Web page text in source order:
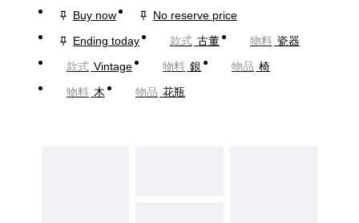
Buy now
No reserve price
Ending today
款式 古董 物料 瓷器
款式 Vintage 物料 銀 物品 椅
物料 木 物品 花瓶